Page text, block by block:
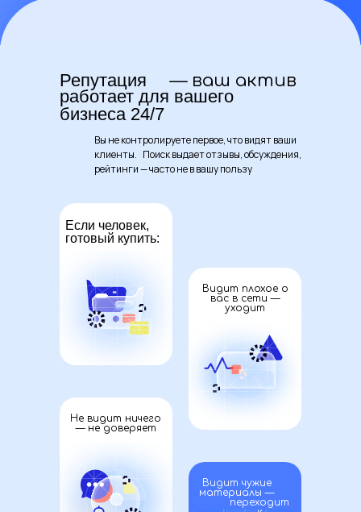
— ваш актив
Репутация
работает для вашего
бизнеса 24/7
Вы не контролируете первое, что видят ваши
клиенты. Поиск выдает отзывы, обсуждения,
рейтинги — часто не в вашу пользу
Если человек,
готовый купить:
переходит
Видит чужие
материалы —
Видит плохое о
вас в сети —
уходит
Не видит ничего
— не доверяет
Ключевые направления
Репутация влияет на продажи,
партнёрства и найм — мы делаем так,
чтобы она помогала, а не мешала